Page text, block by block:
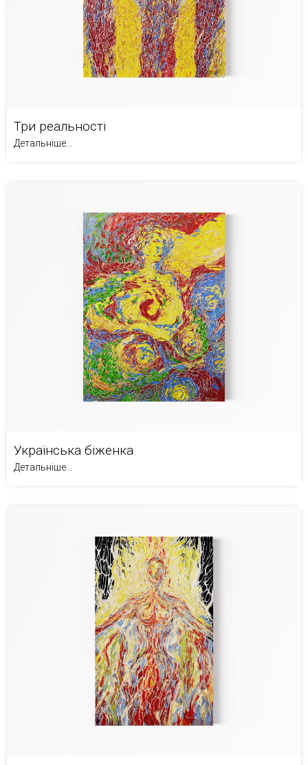
Три реальності
Детальніше...
Українська біженка
Детальніше...